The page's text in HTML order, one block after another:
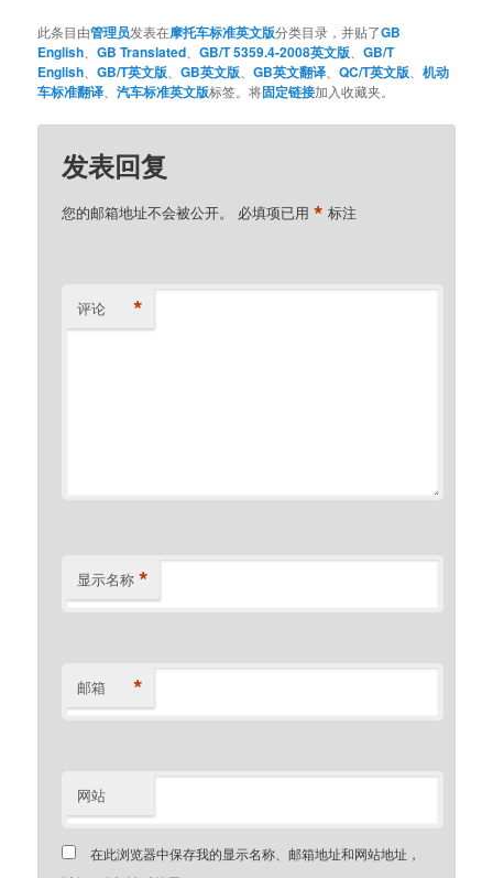
此条目由管理员发表在摩托车标准英文版分类目录，并贴了GB
English 、GB Translated 、GB/T 5359.4-2008英文版 、GB/T
English 、GB/T英文版 、GB英文版 、GB英文翻译 、QC/T英文版 、机动
车标准翻译 、汽车标准英文版标签。将固定链接加入收藏夹。
发表回复
您的邮箱地址不会被公开。 必填项已用* 标注
评论 *
显示名称 *
邮箱 *
网站
在此浏览器中保存我的显示名称、邮箱地址和网站地址，